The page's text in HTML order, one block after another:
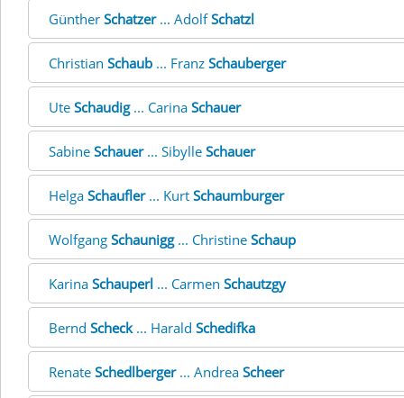
Günther Schatzer... AdolfSchatzl
Christian Schaub ... Franz Schauberger
Ute Schaudig... Carina Schauer
Sabine Schauer... Sibylle Schauer
Helga Schaufler... Kurt Schaumburger
Wolfgang Schaunigg... Christine Schaup
Karina Schauperl ... Carmen Schautzgy
Bernd Scheck... Harald Schedifka
Renate Schedlberger... Andrea Scheer